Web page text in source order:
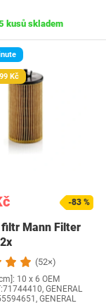
kusů skladem
Kč
-83 %
filtr Mann Filter
(52×)
10 x 6 OEM
GENERAL
GENERAL